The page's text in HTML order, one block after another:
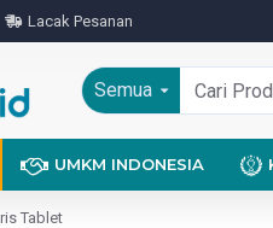
Lacak Pesanan
Semua
UMKM INDONESIA
Tablet